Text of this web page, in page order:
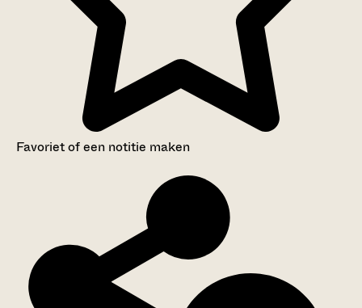
Favoriet of een notitie maken